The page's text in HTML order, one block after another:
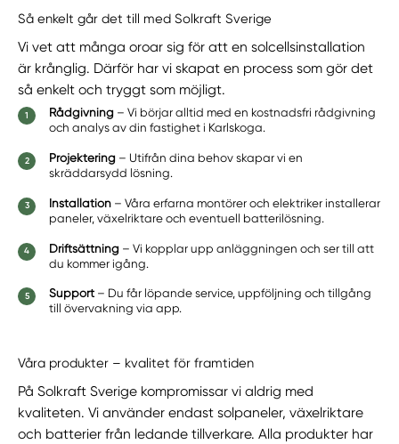
Så enkelt går det till med Solkraft Sverige
Vi vet att många oroar sig för att en solcellsinstallation
är krånglig. Därför har vi skapat en process som gör det
så enkelt och tryggt som möjligt.
Rådgivning – Vi börjar alltid med en kostnadsfri rådgivning
och analys av din fastighet i Karlskoga.
Projektering – Utifrån dina behov skapar vi en
skräddarsydd lösning.
Installation – Våra erfarna montörer och elektriker installerar
paneler, växelriktare och eventuell batterilösning.
Driftsättning – Vi kopplar upp anläggningen och ser till att
du kommer igång.
Support – Du får löpande service, uppföljning och tillgång
till övervakning via app.
Våra produkter – kvalitet för framtiden
På Solkraft Sverige kompromissar vi aldrig med
kvaliteten. Vi använder endast solpaneler, växelriktare
och batterier från ledande tillverkare. Alla produkter har